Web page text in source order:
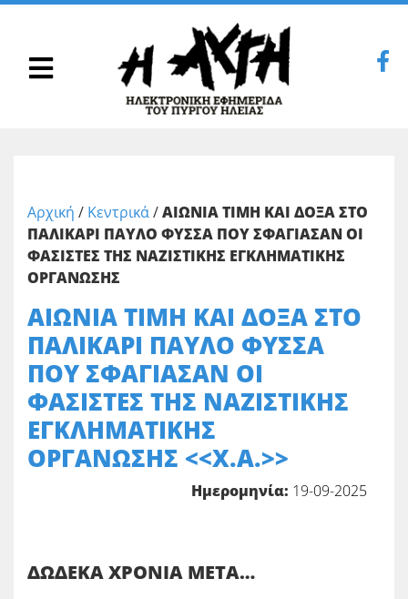
Αρχική / Κεντρικά/ΑΙΩΝΙΑ ΤΙΜΗ ΚΑΙ ΔΟΞΑ ΣΤΟ
ΠΑΛΙΚΑΡΙ ΠΑΥΛΟ ΦΥΣΣΑ ΠΟΥ ΣΦΑΓΙΑΣΑΝ ΟΙ
ΦΑΣΙΣΤΕΣ ΤΗΣ ΝΑΖΙΣΤΙΚΗΣ ΕΓΚΛΗΜΑΤΙΚΗΣ
ΟΡΓΑΝΩΣΗΣ
ΑΙΩΝΙΑ ΤΙΜΗ ΚΑΙ ΔΟΞΑ ΣΤΟ
ΠΑΛΙΚΑΡΙ ΠΑΥΛΟ ΦΥΣΣΑ
ΠΟΥ ΣΦΑΓΙΑΣΑΝ ΟΙ
ΦΑΣΙΣΤΕΣ ΤΗΣ ΝΑΖΙΣΤΙΚΗΣ
ΕΓΚΛΗΜΑΤΙΚΗΣ
ΟΡΓΑΝΩΣΗΣ <<Χ.Α.>>
Ημερομηνία: 19-09-2025
ΔΩΔΕΚΑ ΧΡΟΝΙΑ ΜΕΤΑ…